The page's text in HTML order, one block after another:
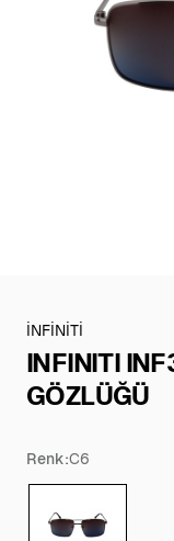
İNFİNİTİ
INFINITI
GÖZLÜĞÜ
Renk:C6